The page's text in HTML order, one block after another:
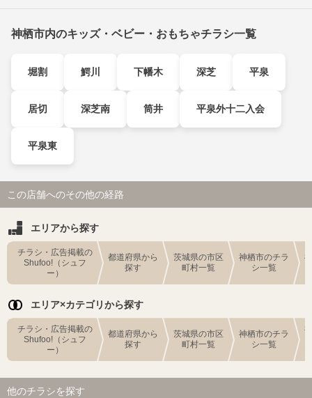
神栖市内のキッズ・ベビー・おもちゃチラシ一覧
堀割 鰐川 下幡木 深芝 平泉
居切 深芝南 筒井 平泉外十二入会
平泉東
この店舗へのその他の経路
エリアから探す
チラシ・広告掲載の
Shufoo!（シュフ
ー）
都道府県から
探す
茨城県の市区
町村一覧
神栖市のチラ
シ一覧
エリア×カテゴリから探す
チラシ・広告掲載の
Shufoo!（シュフ
ー）
都道府県から
探す
茨城県の市区
町村一覧
神栖市のチラ
シ一覧
他のチラシを探す